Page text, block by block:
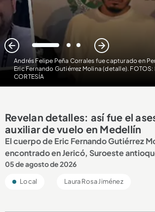
Andrés Felipe Peña Corrales fue capturado en
Eric Fernando Gutiérrez Molina (detalle). FOTOS:
CORTESÍA
1 2 3
Revelan detalles: así fue el
auxiliar de vuelo en Medellín
El cuerpo de Eric Fernando Gutiérrez
encontrado en Jericó, Suroeste
05 de agosto de 2026
Local Laura Rosa Jiménez